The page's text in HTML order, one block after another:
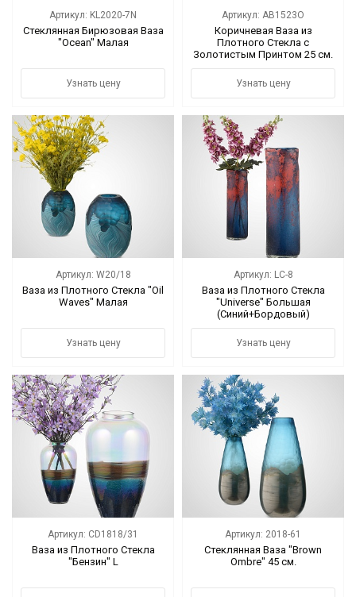
Артикул: KL2020-7N
Стеклянная Бирюзовая Ваза
"Ocean" Малая
Узнать цену
Артикул: AB1523O
Коричневая Ваза из
Плотного Стекла с
Золотистым Принтом 25 см.
Узнать цену
Артикул: W20/18
Ваза из Плотного Стекла "Oil
Waves" Малая
Узнать цену
Артикул: LC-8
Ваза из Плотного Стекла
"Universe" Большая
(Синий+Бордовый)
Узнать цену
Артикул: CD1818/31
Ваза из Плотного Стекла
"Бензин" L
Артикул: 2018-61
Стеклянная Ваза "Brown
Ombre" 45 см.